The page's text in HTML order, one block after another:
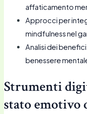
affaticamento
Approcci per
mindfulness nel
Analisi dei
benessere
Strumenti
stato emotivo